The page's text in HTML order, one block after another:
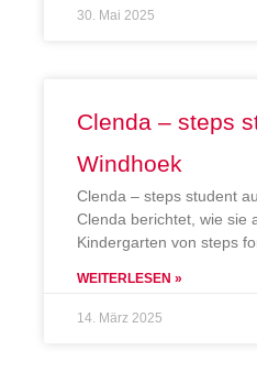
30. Mai 2025
Clenda – steps
Windhoek
Clenda – steps student
Clenda berichtet, wie sie
Kindergarten von steps
WEITERLESEN »
14. März 2025